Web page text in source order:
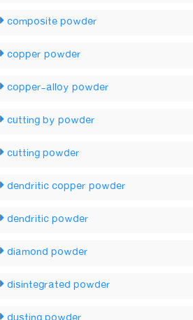
composite powder
copper powder
copper-alloy powder
cutting by powder
cutting powder
dendritic copper powder
dendritic powder
diamond powder
disintegrated powder